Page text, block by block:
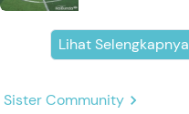
Kompak Banget!
Lihat Selengkapnya
Sister Community